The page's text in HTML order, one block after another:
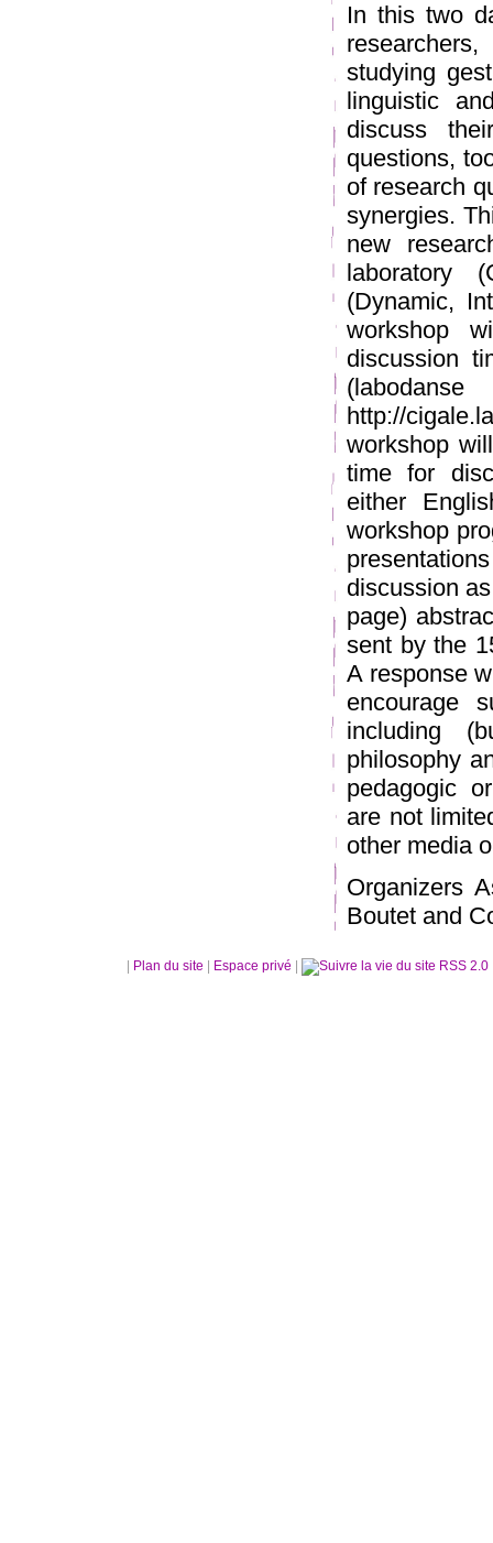
In this two
studying
linguistic
discuss
questions,
of research
synergies.
new
laboratory
(Dynamic,
workshop
discussion
http://
workshop
time for
either
workshop
discussion
page)
sent by the
A response
encourage
including
philosophy
pedagogic
are not
other media
Organizers
Boutet and
Plan du site Espace privé RSS 2.0